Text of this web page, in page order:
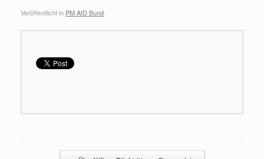
Veröffentlicht in PM AfD Bund
Beitragsnavigation